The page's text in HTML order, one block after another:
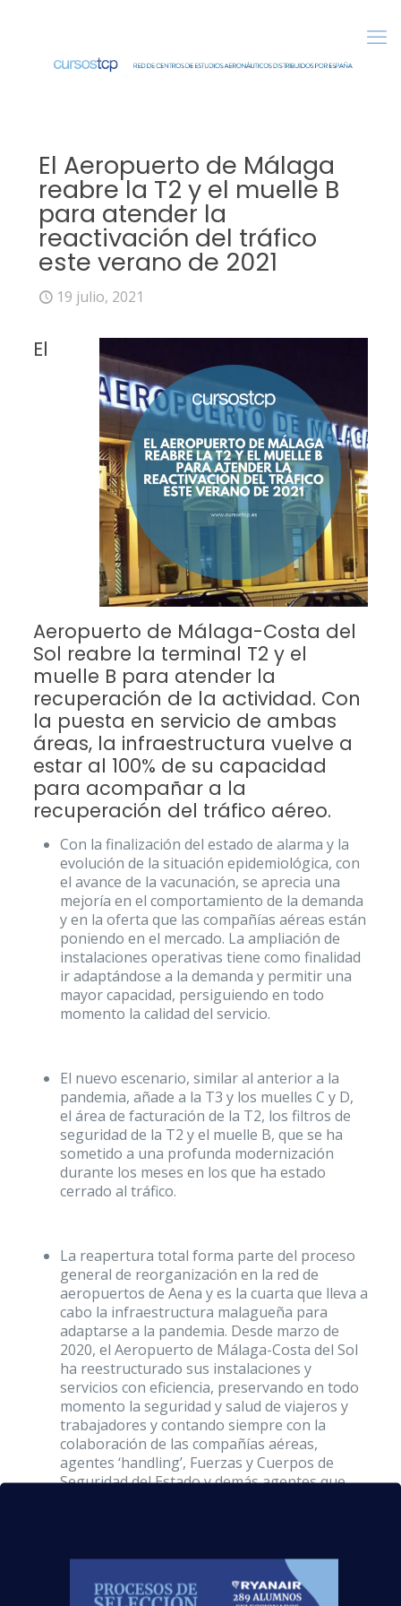
El Aeropuerto de Málaga
reabre la T2 y el muelle B
para atender la
reactivación del tráfico
este verano de 2021
19 julio, 2021
El
Aeropuerto de Málaga-Costa del
Sol reabre la terminal T2 y el
muelle B para atender la
recuperación de la actividad. Con
la puesta en servicio de ambas
áreas, la infraestructura vuelve a
estar al 100% de su capacidad
para acompañar a la
recuperación del tráfico aéreo.
Con la finalización del estado de alarma y la
evolución de la situación epidemiológica, con
el avance de la vacunación, se aprecia una
mejoría en el comportamiento de la demanda
y en la oferta que las compañías aéreas están
poniendo en el mercado. La ampliación de
instalaciones operativas tiene como finalidad
ir adaptándose a la demanda y permitir una
mayor capacidad, persiguiendo en todo
momento la calidad del servicio.
El nuevo escenario, similar al anterior a la
pandemia, añade a la T3 y los muelles C y D,
el área de facturación de la T2, los filtros de
seguridad de la T2 y el muelle B, que se ha
sometido a una profunda modernización
durante los meses en los que ha estado
cerrado al tráfico.
La reapertura total forma parte del proceso
general de reorganización en la red de
aeropuertos de Aena y es la cuarta que lleva a
cabo la infraestructura malagueña para
adaptarse a la pandemia. Desde marzo de
2020, el Aeropuerto de Málaga-Costa del Sol
ha reestructurado sus instalaciones y
servicios con eficiencia, preservando en todo
momento la seguridad y salud de viajeros y
trabajadores y contando siempre con la
colaboración de las compañías aéreas,
agentes ‘handling’, Fuerzas y Cuerpos de
Seguridad del Estado y demás agentes que
Además de la infraestructura puramente
aeroportuaria, también se mantienen en